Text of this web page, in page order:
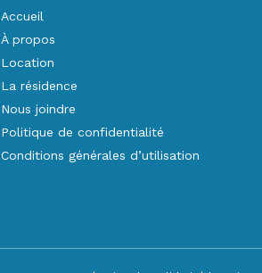
Accueil
À propos
Location
La résidence
Nous joindre
Politique de confidentialité
Conditions générales d’utilisation